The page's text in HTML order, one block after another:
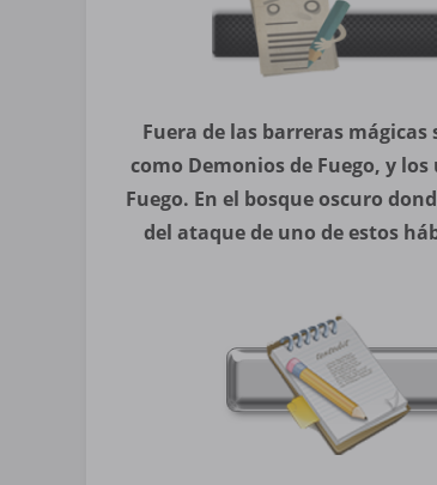
Fuera de las barreras
como Demonios de Fuego, y
Fuego. En el bosque oscuro
del ataque de uno de estos